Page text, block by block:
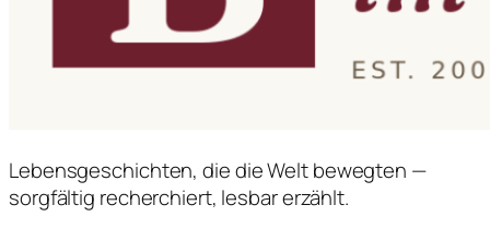
Lebensgeschichten, die die Welt bewegten —
sorgfältig recherchiert, lesbar erzählt.